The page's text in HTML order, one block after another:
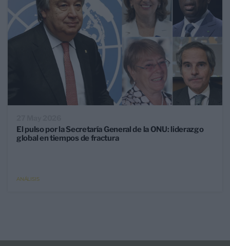
El pulso por la Secretaría General de la ONU: liderazgo
global en tiempos de fractura
ANÁLISIS